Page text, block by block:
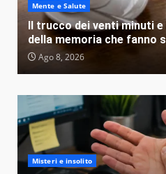
Misteri e insolito
Mente e Salute
Il trucco dei venti minuti
della memoria che fanno
Ago 8, 2026